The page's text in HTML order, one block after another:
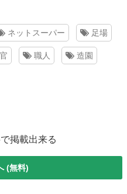
ネットスーパー 足場
職人 造園
掲載出来る
(無料)